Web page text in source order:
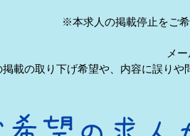
※本求人の掲載停止をご
メ
載の取り下げ希望や、内容に誤りや